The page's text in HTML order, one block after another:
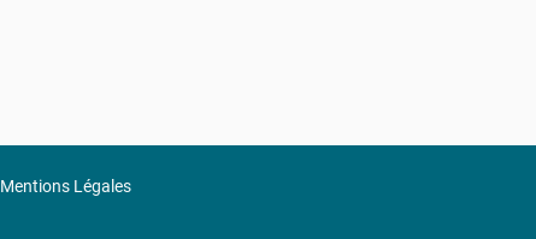
Mentions Légales